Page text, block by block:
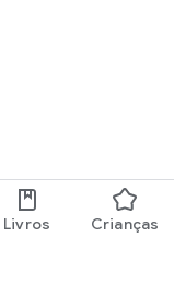
Livros Crianças